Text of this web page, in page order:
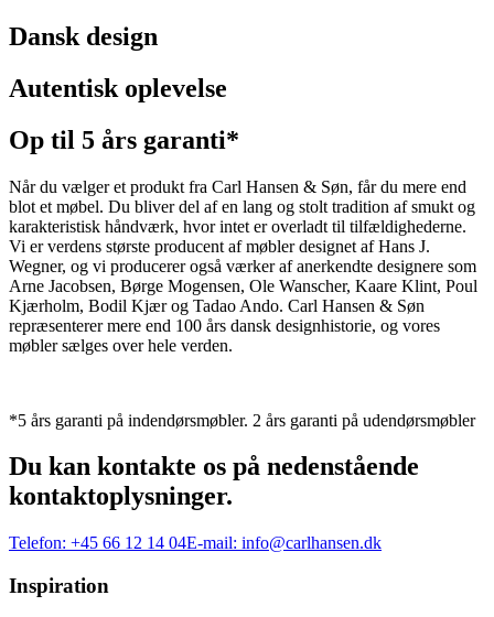
Dansk design
Autentisk oplevelse
Op til 5 års garanti*
Når du vælger et produkt fra Carl Hansen & Søn, får du mere end
blot et møbel. Du bliver del af en lang og stolt tradition af smukt og
karakteristisk håndværk, hvor intet er overladt til tilfældighederne.
Vi er verdens største producent af møbler designet af Hans J.
Wegner, og vi producerer også værker af anerkendte designere som
Arne Jacobsen, Børge Mogensen, Ole Wanscher, Kaare Klint, Poul
Kjærholm, Bodil Kjær og Tadao Ando. Carl Hansen & Søn
repræsenterer mere end 100 års dansk designhistorie, og vores
møbler sælges over hele verden.
*5 års garanti på indendørsmøbler. 2 års garanti på udendørsmøbler
Du kan kontakte os på nedenstående
kontaktoplysninger.
Telefon: +45 66 12 14 04E-mail: info@carlhansen.dk
Inspiration